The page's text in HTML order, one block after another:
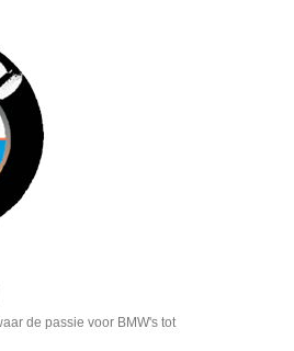
de passie voor BMW's tot